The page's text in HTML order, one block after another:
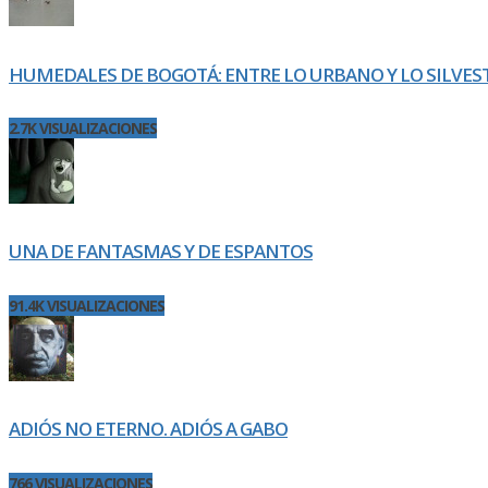
HUMEDALES DE BOGOTÁ: ENTRE LO URBANO Y LO
2.7K VISUALIZACIONES
UNA DE FANTASMAS Y DE ESPANTOS
91.4K VISUALIZACIONES
ADIÓS NO ETERNO. ADIÓS A GABO
766 VISUALIZACIONES